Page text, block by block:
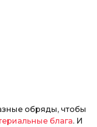
обряды, чтобы
блага. И